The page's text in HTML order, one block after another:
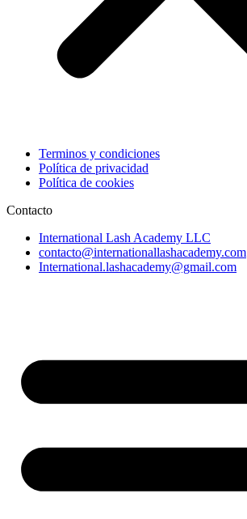
Terminos y condiciones
Política de privacidad
Política de cookies
Contacto
International Lash Academy LLC
contacto@internationallashacademy.com
International.lashacademy@gmail.com